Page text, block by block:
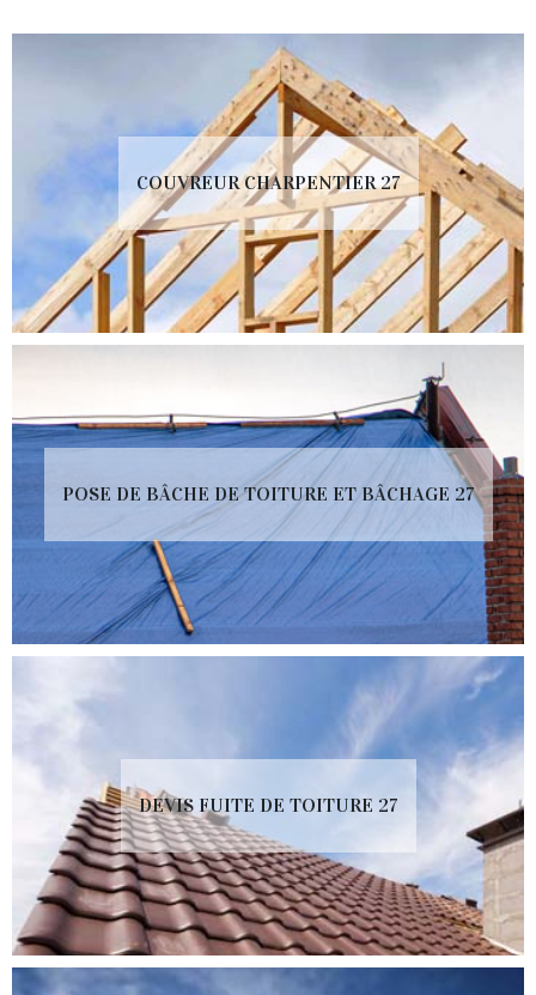
COUVREUR CHARPENTIER 27
POSE DE BÂCHE DE TOITURE ET BÂCHAGE 27
DEVIS FUITE DE TOITURE 27